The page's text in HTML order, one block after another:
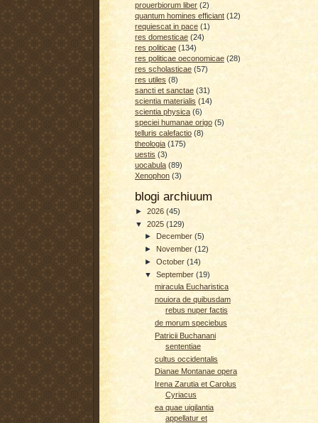
prouerbiorum liber (2)
quantum homines efficiant (12)
requiescat in pace (1)
res domesticae (24)
res politicae (134)
res politicae oeconomicae (28)
res scholasticae (57)
res utiles (8)
sancti et sanctae (31)
scientia materialis (14)
scientia physica (6)
speciei humanae origo (5)
telluris calefactio (8)
theologia (175)
uestis (3)
uocabula (89)
Xenophon (3)
blogi archiuum
► 2026 (45)
▼ 2025 (129)
►
December(5)
►November(12)
►October(14)
▼September(19)
miracula Eucharistica
nouiora de quibusdam
rebus nuper factis
de morum speciebus
Patricii Buchanani
sententiae
cultus occidentalis
Dianae Montanae opera
Irena Zarutia et Carolus
Cyriacus
ea quae uigilantia
appellatur et